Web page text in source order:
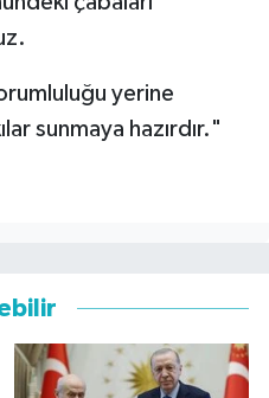
yerine
sunmaya hazırdır."